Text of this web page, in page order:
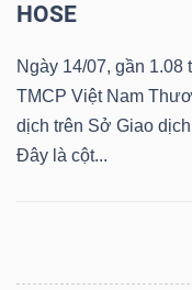
HOSE
Ngày 14/07, gần 1.08
TMCP Việt Nam
dịch trên Sở Giao
Đây là cột...